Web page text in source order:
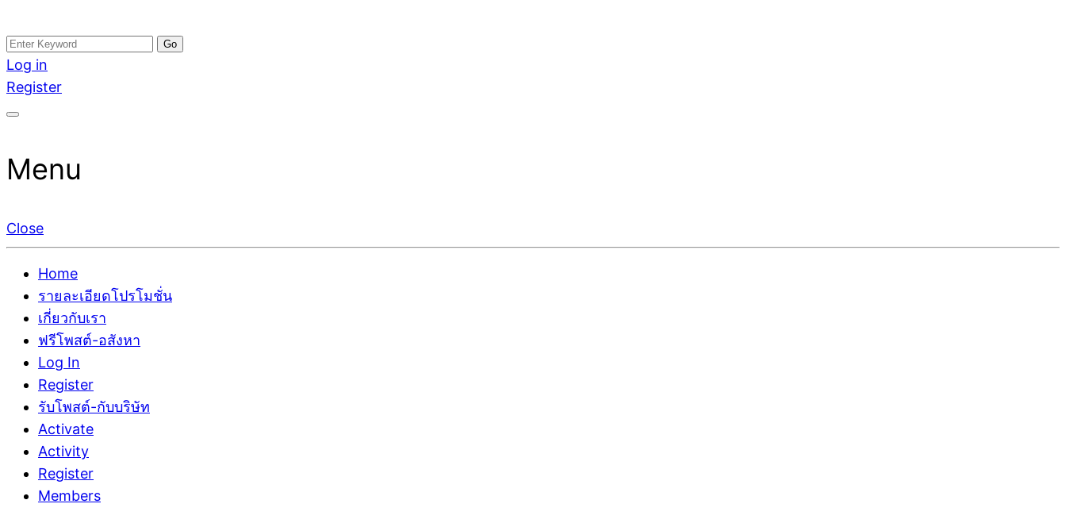
Skip
to
content
อสังหาโพสต์ รีวิวเยอะ รับจ้างโพสต์ขายบ้าน รับจ้างโพสต์อสังหา แตกต่างอย่างตั้งใจ รับรองผล อันดับ1 การโพสต์ขายอสังหา กับทีมงานบริษัท บ้าน ที่ดิน คอนโด
ติดGoogleหน้าแรกได้จริงๆ ใน 7 วัน
รับจ้างโพสอสังหา ขายบ้าน อสังหาโพสต์ เชื่อถือได้จริง รับโพสต์ ที่ดิน กับทีมงานบริษัท ถูกและดีที่สุด ไม่มีค่านายหน้า ขายได้จริงๆ ช่วยสร้างโอกาสในการขายได้มากกว่า ที่
เดียว ที่กล้าการันตีผลงาน ประสบการณ์กว่า20ปี ทีมงานมืออาชีพ ช่วยคุณขายบ้านมานาน ตัวจริง
Search
for:
Log in
Register
Menu
Close
Home
รายละเอียดโปรโมชั่น
เกี่ยวกับเรา
ฟรีโพสต์-อสังหา
Log In
Register
รับโพสต์-กับบริษัท
Activate
Activity
Register
Members